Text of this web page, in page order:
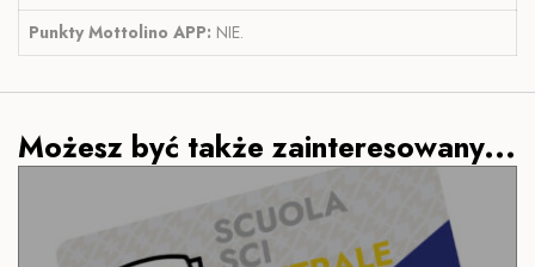
Punkty Mottolino APP: NIE.
Możesz być także zainteresowany...